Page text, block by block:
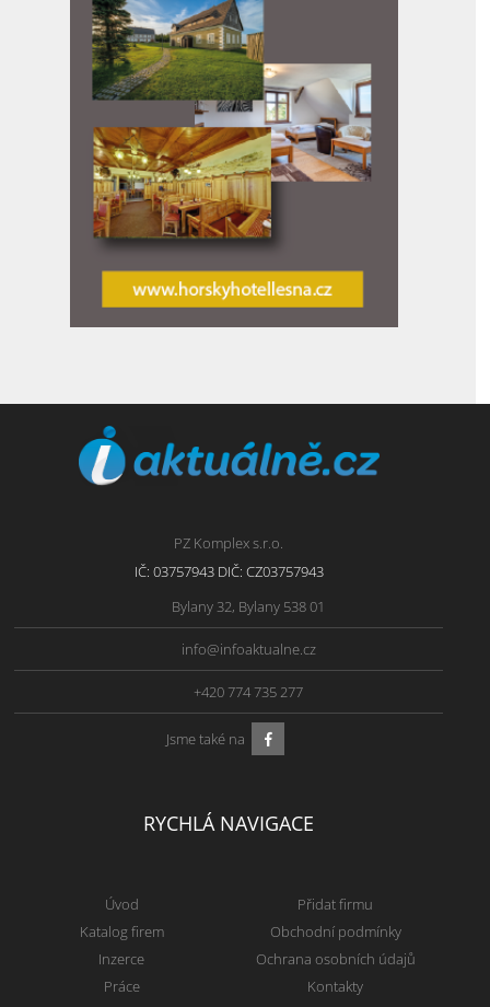
PZ Komplex s.r.o.
IČ: 03757943 DIČ: CZ03757943
Bylany 32, Bylany 538 01
info@infoaktualne.cz
+420 774 735 277
Jsme také na
RYCHLÁ NAVIGACE
Úvod
Katalog firem
Inzerce
Práce
Přidat firmu
Obchodní podmínky
Ochrana osobních údajů
Kontakty